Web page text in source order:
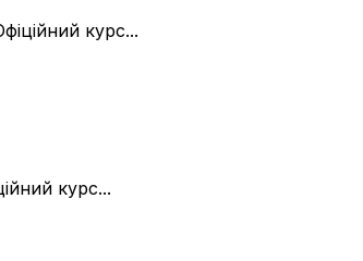
курс...
курс...